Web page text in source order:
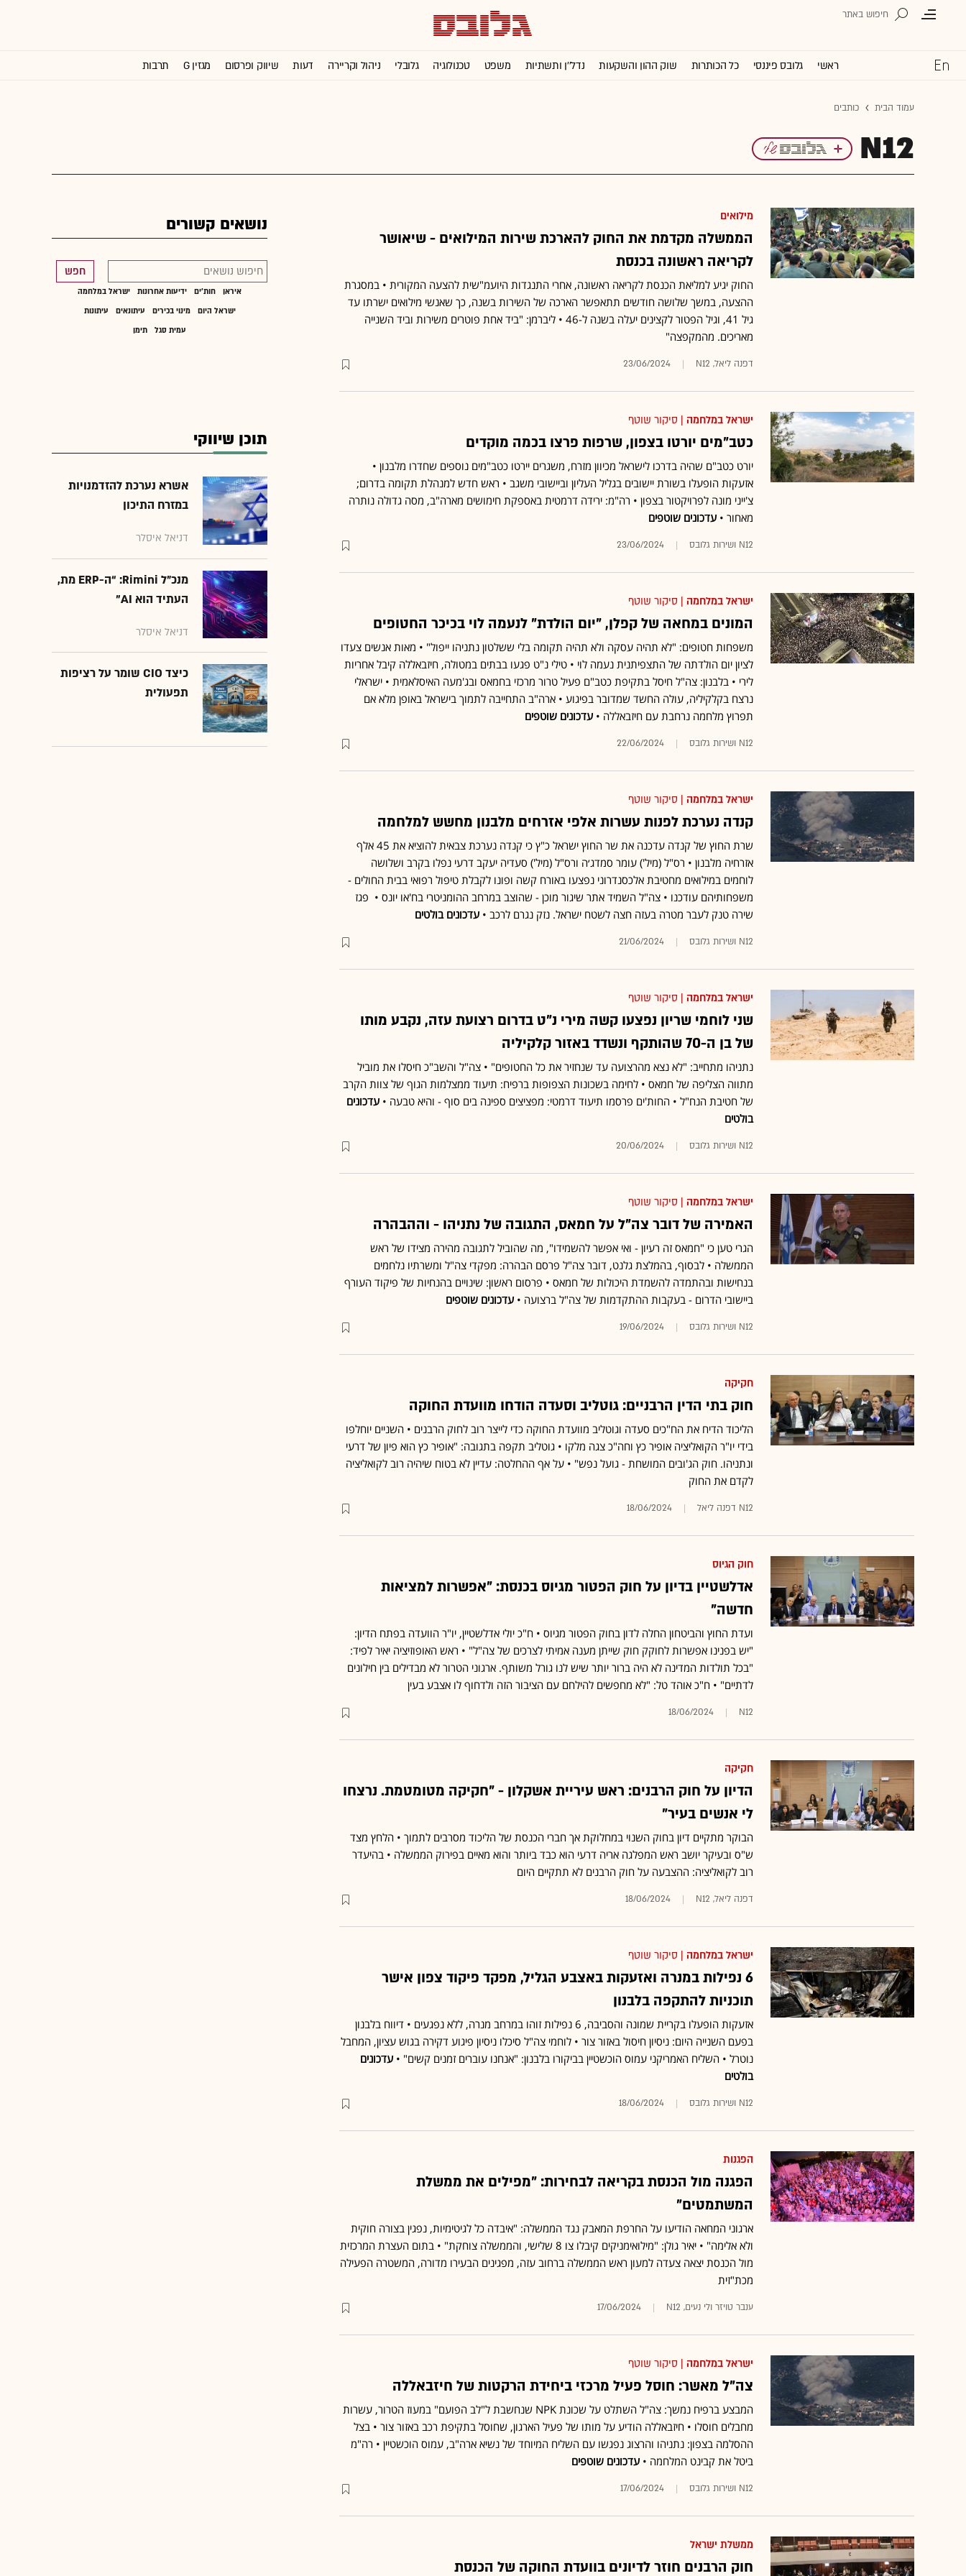
ראשי גלובס פיננסי כל הכותרות שוק ההון והשקעות נדל''ן ותשתיות משפט טכנולוגיה גלובלי ניהול וקריירה דעות שיווק ופרסום מגזין G תרבות
עמוד הבית כותבים
N12
מילואים
הממשלה מקדמת את החוק להארכת שירות המילואים - שיאושר
לקריאה ראשונה בכנסת
החוק יגיע למליאת הכנסת לקריאה ראשונה, אחרי התנגדות היועמ"שית להצעה המקורית • במסגרת
ההצעה, במשך שלושה חודשים תתאפשר הארכה של השירות בשנה, כך שאנשי מילואים ישרתו עד
גיל 41, וגיל הפטור לקצינים יעלה בשנה ל-46 • ליברמן: "ביד אחת פוטרים משירות וביד השנייה
מאריכים. מהמקפצה"
דפנה ליאל, N12 23/06/2024
ישראל במלחמה | סיקור שוטף
כטב"מים יורטו בצפון, שרפות פרצו בכמה מוקדים
יורט כטב"ם שהיה בדרכו לישראל מכיוון מזרח, משגרים יירטו כטב"מים נוספים שחדרו מלבנון •
אזעקות הופעלו בשורת יישובים בגליל העליון וביישובי משגב • ראש חדש למנהלת תקומה בדרום;
צ'ייני מונה לפרויקטור בצפון • רה"מ: ירידה דרמטית באספקת חימושים מארה"ב, מסה גדולה נותרה
מאחור • עדכונים שוטפים
N12 ושירות גלובס 23/06/2024
ישראל במלחמה | סיקור שוטף
המונים במחאה של קפלן, "יום הולדת" לנעמה לוי בכיכר החטופים
משפחות חטופים: "לא תהיה עסקה ולא תהיה תקומה בלי ששלטון נתניהו ייפול" • מאות אנשים צעדו
לציון יום הולדתה של התצפיתנית נעמה לוי • טילי נ"ט פגעו בבתים במטולה, חיזבאללה קיבל אחריות
לירי • בלבנון: צה"ל חיסל בתקיפת כטב"ם פעיל טרור מרכזי בחמאס ובג'מעה האיסלאמית • ישראלי
נרצח בקלקיליה, עולה החשד שמדובר בפיגוע • ארה"ב התחייבה לתמוך בישראל באופן מלא אם
תפרוץ מלחמה נרחבת עם חיזבאללה • עדכונים שוטפים
N12 ושירות גלובס 22/06/2024
ישראל במלחמה | סיקור שוטף
קנדה נערכת לפנות עשרות אלפי אזרחים מלבנון מחשש למלחמה
שרת החוץ של קנדה עדכנה את שר החוץ ישראל כ"ץ כי קנדה נערכת צבאית להוציא את 45 אלף
אזרחיה מלבנון • רס"ל (מיל') עומר סמדג׳ה ורס"ל (מיל') סעדיה יעקב דרעי נפלו בקרב ושלושה
לוחמים במילואים מחטיבת אלכסנדרוני נפצעו באורח קשה ופונו לקבלת טיפול רפואי בבית החולים -
משפחותיהם עודכנו • צה"ל השמיד אתר שיגור מוכן - שהוצב במרחב ההומניטרי בח'או יונס • פגז
שירה טנק לעבר מטרה בעזה חצה לשטח ישראל. נזק נגרם לרכב • עדכונים בולטים
N12 ושירות גלובס 21/06/2024
ישראל במלחמה | סיקור שוטף
שני לוחמי שריון נפצעו קשה מירי נ"ט בדרום רצועת עזה, נקבע מותו
של בן ה-70 שהותקף ונשדד באזור קלקיליה
נתניהו מתחייב: "לא נצא מהרצועה עד שנחזיר את כל החטופים" • צה"ל והשב"כ חיסלו את מוביל
מתווה הצליפה של חמאס • לחימה בשכונות הצפופות ברפיח: תיעוד ממצלמות הגוף של צוות הקרב
של חטיבת הנח"ל • החות'ים פרסמו תיעוד דרמטי: מפציצים ספינה בים סוף - והיא טבעה • עדכונים
בולטים
N12 ושירות גלובס 20/06/2024
ישראל במלחמה | סיקור שוטף
האמירה של דובר צה"ל על חמאס, התגובה של נתניהו - וההבהרה
הגרי טען כי "חמאס זה רעיון - ואי אפשר להשמידו", מה שהוביל לתגובה מהירה מצידו של ראש
הממשלה • לבסוף, בהמלצת גלנט, דובר צה"ל פרסם הבהרה: מפקדי צה"ל ומשרתיו נלחמים
בנחישות ובהתמדה להשמדת היכולות של חמאס • פרסום ראשון: שינויים בהנחיות של פיקוד העורף
ביישובי הדרום - בעקבות ההתקדמות של צה"ל ברצועה • עדכונים שוטפים
N12 ושירות גלובס 19/06/2024
חקיקה
חוק בתי הדין הרבניים: גוטליב וסעדה הודחו מוועדת החוקה
הליכוד הדיח את הח"כים סעדה וגוטליב מוועדת החוקה כדי לייצר רוב לחוק הרבנים • השניים יוחלפו
בידי יו"ר הקואליציה אופיר כץ וחה"כ צגה מלקו • גוטליב תקפה בתגובה: "אופיר כץ הוא פיון של דרעי
ונתניהו. חוק הג'ובים המושחת - גועל נפש" • על אף ההחלטה: עדיין לא בטוח שיהיה רוב לקואליציה
לקדם את החוק
N12 דפנה ליאל 18/06/2024
חוק הגיוס
אדלשטיין בדיון על חוק הפטור מגיוס בכנסת: "אפשרות למציאות
חדשה"
ועדת החוץ והביטחון החלה לדון בחוק הפטור מגיוס • ח"כ יולי אדלשטיין, יו"ר הוועדה בפתח הדיון:
"יש בפנינו אפשרות לחוקק חוק שייתן מענה אמיתי לצרכים של צה"ל" • ראש האופוזיציה יאיר לפיד:
"בכל תולדות המדינה לא היה ברור יותר שיש לנו גורל משותף. ארגוני הטרור לא מבדילים בין חילונים
לדתיים" • ח"כ אוהד טל: "לא מחפשים להילחם עם הציבור הזה ולדחוף לו אצבע בעין
N12
18/06/2024
חקיקה
הדיון על חוק הרבנים: ראש עיריית אשקלון - "חקיקה מטומטמת. נרצחו
לי אנשים בעיר"
הבוקר מתקיים דיון בחוק השנוי במחלוקת אך חברי הכנסת של הליכוד מסרבים לתמוך • הלחץ מצד
ש"ס ובעיקר יושב ראש המפלגה אריה דרעי הוא כבד ביותר והוא מאיים בפירוק הממשלה • בהיעדר
רוב לקואליציה: ההצבעה על חוק הרבנים לא תתקיים היום
דפנה ליאל, N12 18/06/2024
ישראל במלחמה | סיקור שוטף
6 נפילות במנרה ואזעקות באצבע הגליל, מפקד פיקוד צפון אישר
תוכניות להתקפה בלבנון
אזעקות הופעלו בקריית שמונה והסביבה, 6 נפילות זוהו במרחב מנרה, ללא נפגעים • דיווח בלבנון
בפעם השנייה היום: ניסיון חיסול באזור צור • לוחמי צה"ל סיכלו ניסיון פיגוע דקירה בגוש עציון, המחבל
נוטרל • השליח האמריקני עמוס הוכשטיין בביקורו בלבנון: "אנחנו עוברים זמנים קשים" • עדכונים
בולטים
N12 ושירות גלובס 18/06/2024
הפגנות
הפגנה מול הכנסת בקריאה לבחירות: "מפילים את ממשלת
המשתמטים"
ארגוני המחאה הודיעו על החרפת המאבק נגד הממשלה: "איבדה כל לגיטימיות, נפגין בצורה חוקית
ולא אלימה" • יאיר גולן: "מילואימניקים קיבלו צו 8 שלישי, והממשלה צוחקת" • בתום העצרת המרכזית
מול הכנסת יצאה צעדה למעון ראש הממשלה ברחוב עזה, מפגינים הבעירו מדורה, המשטרה הפעילה
מכת"זית
ענבר טויזר ולי נעים, N12 17/06/2024
ישראל במלחמה | סיקור שוטף
צה"ל מאשר: חוסל פעיל מרכזי ביחידת הרקטות של חיזבאללה
המבצע ברפיח נמשך: צה"ל השתלט על שכונת NPK שנחשבת ל"לב הפועם" במעוז הטרור, עשרות
מחבלים חוסלו • חיזבאללה הודיע על מותו של פעיל הארגון, שחוסל בתקיפת רכב באזור צור • בצל
ההסלמה בצפון: נתניהו והרצוג נפגשו עם השליח המיוחד של נשיא ארה"ב, עמוס הוכשטיין • רה"מ
ביטל את קבינט המלחמה • עדכונים שוטפים
N12 ושירות גלובס 17/06/2024
ממשלת ישראל
חוק הרבנים חוזר לדיונים בוועדת החוקה של הכנסת
נושאים קשורים
חפש
איראן חות'ים ידיעות אחרונות
ישראל במלחמה
ישראל היום
מינוי בכירים עיתונאים
עיתונות
עמית סגל
תימן
תוכן שיווקי
אשרא נערכת להזדמנויות
במזרח התיכון
דניאל איסלר
מנכ״ל Rimini: “ה-ERP מת,
העתיד הוא AI"
דניאל איסלר
כיצד CIO שומר על רציפות
תפעולית